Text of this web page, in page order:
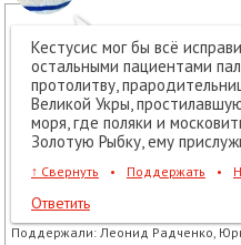
Кестусис мог бы всё
остальными пациентами
протолитву,
Великой Укры,
моря, где поляки и
Золотую Рыбку, ему
↑ Свернуть • Поддержать •
Ответить
Поддержали: Леонид Радченко,